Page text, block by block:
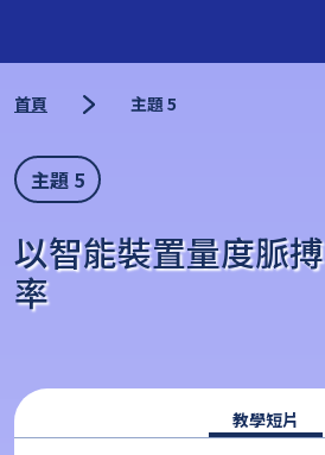
首頁 主題 5
主題 5
以智能裝置量度脈搏
率
教學短片